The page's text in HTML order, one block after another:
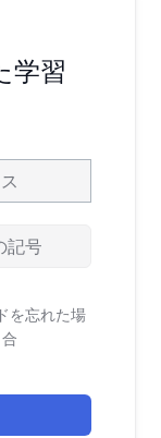
学習
を忘れた場
合